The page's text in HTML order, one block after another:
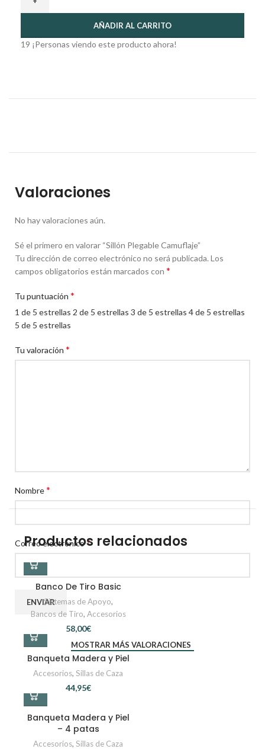
AÑADIR AL CARRITO
19 ¡Personas viendo este producto ahora!
Valoraciones
No hay valoraciones aún.
Sé el primero en valorar “Sillón Plegable Camuflaje”
Tu dirección de correo electrónico no será publicada. Los
campos obligatorios están marcados con *
Tu puntuación *
1 de 5 estrellas 2 de 5 estrellas 3 de 5 estrellas 4 de 5 estrellas
5 de 5 estrellas
Tu valoración *
Nombre*
Correo electrónico*
MOSTRAR MÁS VALORACIONES
Productos relacionados
Banco De Tiro Basic
Sistemas de Apoyo,
Bancos de Tiro, Accesorios
€
Banqueta Madera y Piel
Accesorios, Sillas de Caza
€
Banqueta Madera y Piel
– 4 patas
Accesorios, Sillas de Caza